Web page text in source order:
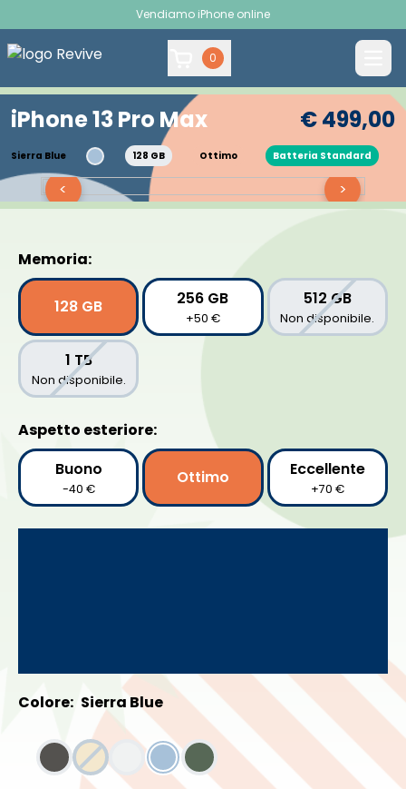
Vendiamo iPhone online
0
iPhone 13 Pro Max € 499,00
Sierra Blue 128 GB Ottimo Batteria Standard
>
<
Memoria:
128 GB 256 GB
+50 €
512 GB
Non disponibile.
1 TB
Non disponibile.
Aspetto esteriore:
Buono
-40 €
Ottimo Eccellente
+70 €
Colore: Sierra Blue